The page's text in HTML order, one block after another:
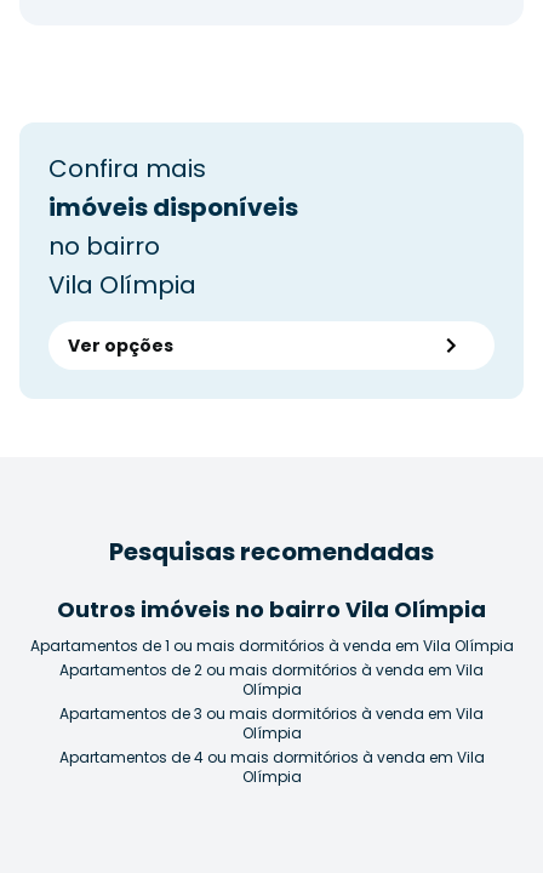
Confira mais
imóveis disponíveis
no bairro
Vila Olímpia
Ver opções
Pesquisas recomendadas
Outros imóveis no bairro Vila Olímpia
Apartamentos de 1 ou mais dormitórios à venda em Vila Olímpia
Apartamentos de 2 ou mais dormitórios à venda em Vila
Olímpia
Apartamentos de 3 ou mais dormitórios à venda em Vila
Olímpia
Apartamentos de 4 ou mais dormitórios à venda em Vila
Olímpia